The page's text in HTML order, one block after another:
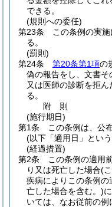
できる。
(規則への委任)
第23条
この条例の実
る。
(罰則)
第24条
第20条第1項の
偽の報告をし、文書そ
又は医師の診断を拒
る。
附 則
(施行期日)
第1条
この条例は、公
(以下「適用日」とい
(経過措置)
第2条
この条例の適用
り又は死亡した場合(
疾病によりこの条例
亡した場合を含む。)
いては、なお従前の例